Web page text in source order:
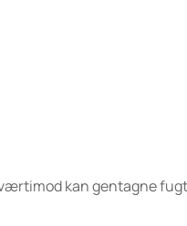
kan gentagne